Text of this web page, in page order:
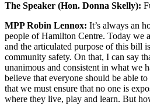
The Speaker (Hon. Donna Skelly):
MPP Robin Lennox: It’s always an
people of Hamilton Centre. Today we
and the articulated purpose of this bill
community safety. On that, I can say
unanimous and consistent in what we
believe that everyone should be able
that we must ensure that no one is
where they live, play and learn. But